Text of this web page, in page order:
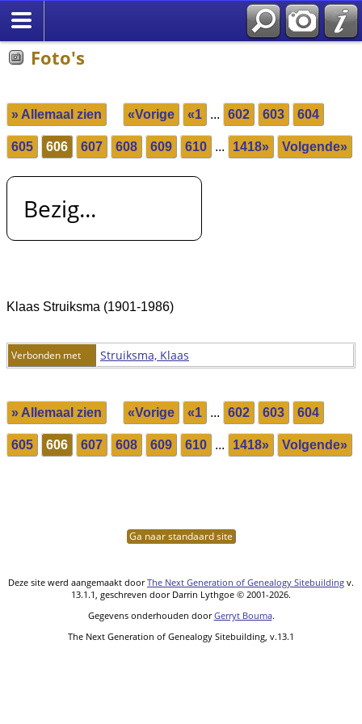
Foto's
» Allemaal zien «Vorige «1 ... 602 603 604
605 606 607 608 609 610 ... 1418» Volgende»
Bezig...
Klaas Struiksma (1901-1986)
Verbonden met Struiksma, Klaas
» Allemaal zien «Vorige «1 ... 602 603 604
605 606 607 608 609 610 ... 1418» Volgende»
Ga naar standaard site
Deze site werd aangemaakt doorThe Next Generation of Genealogy Sitebuilding v.
13.1.1, geschreven door Darrin Lythgoe © 2001-2026.
Gegevens onderhouden doorGerryt Bouma.
The Next Generation of Genealogy Sitebuilding, v.13.1